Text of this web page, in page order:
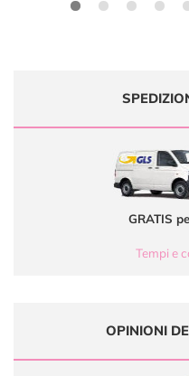
GRATIS
Tempi e
OPINIONI